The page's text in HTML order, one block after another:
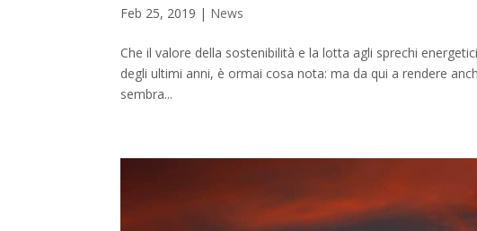
Feb 25, 2019 | News
Che il valore della sostenibilità e la lotta agli sprechi
degli ultimi anni, è ormai cosa nota: ma da qui a rendere
sembra...